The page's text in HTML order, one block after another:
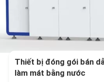
Thiết bị đóng gói bán
làm mát bằng nước